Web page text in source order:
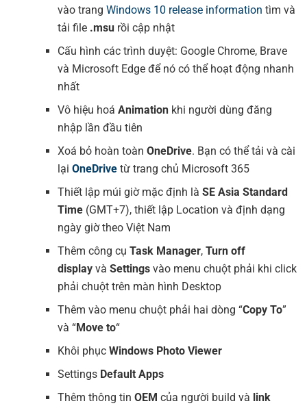
vào trang Windows 10 release information tìm và
tải file .msurồi cập nhật
Cấu hình các trình duyệt: Google Chrome, Brave
và Microsoft Edge để nó có thể hoạt động nhanh
nhất
Vô hiệu hoá Animationkhi người dùng đăng
nhập lần đầu tiên
Xoá bỏ hoàn toàn OneDrive. Bạn có thể tải và cài
lại OneDrivetừ trang chủ Microsoft 365
Thiết lập múi giờ mặc định là SE Asia Standard
Time(GMT+7), thiết lập Location và định dạng
ngày giờ theo Việt Nam
Thêm công cụ Task Manager, Turn off
displayvà Settingsvào menu chuột phải khi click
phải chuột trên màn hình Desktop
Thêm vào menu chuột phải hai dòng “Copy To”
và “Move to“
Khôi phục Windows Photo Viewer
Settings Default Apps
Thêm thông tin OEM của người build và link